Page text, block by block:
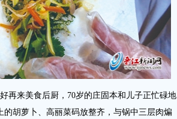
来美食后厨，70岁的庄固本和儿子正忙碌地
胡萝卜、高丽菜码放整齐，与锅中三层肉煸